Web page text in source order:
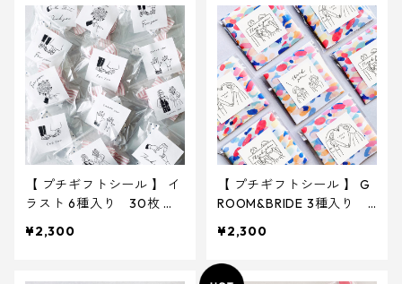
【 プチギフトシール 】 イ
ラスト 6種入り 30枚 ｜
¥2,300
【 プチギフトシール 】 G
ROOM&BRIDE 3種入り 3
ング
¥2,300